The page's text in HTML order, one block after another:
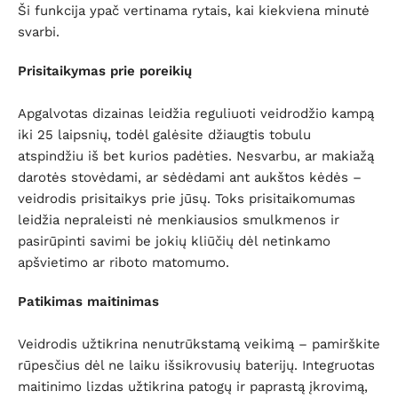
Ši funkcija ypač vertinama rytais, kai kiekviena minutė
svarbi.
Prisitaikymas prie poreikių
Apgalvotas dizainas leidžia reguliuoti veidrodžio kampą
iki 25 laipsnių, todėl galėsite džiaugtis tobulu
atspindžiu iš bet kurios padėties. Nesvarbu, ar makiažą
darotės stovėdami, ar sėdėdami ant aukštos kėdės –
veidrodis prisitaikys prie jūsų. Toks prisitaikomumas
leidžia nepraleisti nė menkiausios smulkmenos ir
pasirūpinti savimi be jokių kliūčių dėl netinkamo
apšvietimo ar riboto matomumo.
Patikimas maitinimas
Veidrodis užtikrina nenutrūkstamą veikimą – pamirškite
rūpesčius dėl ne laiku išsikrovusių baterijų. Integruotas
maitinimo lizdas užtikrina patogų ir paprastą įkrovimą,